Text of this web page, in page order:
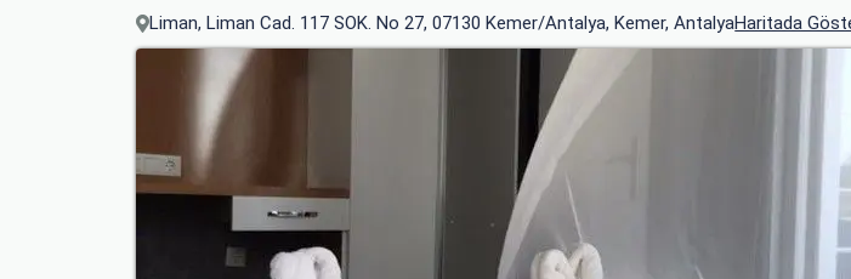
Liman, Liman Cad. 117 SOK. No 27, 07130 Kemer/Antalya, Kemer, AntalyaHaritada